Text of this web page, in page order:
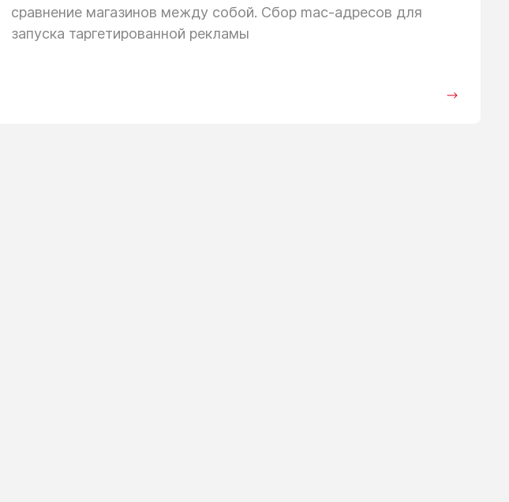
сравнение магазинов между собой. Сбор mac-адресов для
запуска таргетированной рекламы